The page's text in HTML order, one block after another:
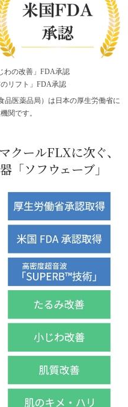
わの改善」FDA承認
リフト」FDA承認
品医薬品局）は日本の厚生労働省に
関です。
クールFLXに次ぐ、
「ソフウェーブ」